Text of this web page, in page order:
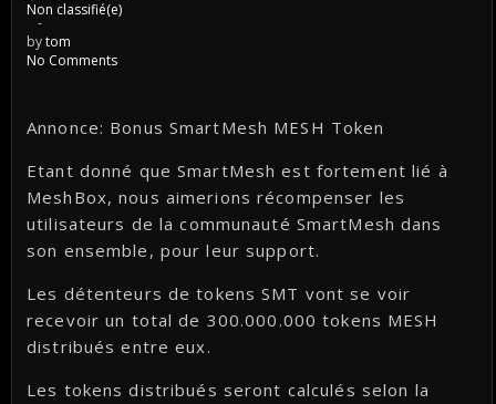
Non classifié(e)
-
bytom
No Comments
Annonce: Bonus SmartMesh MESH Token
Etant donné que SmartMesh est fortement lié à
MeshBox, nous aimerions récompenser les
utilisateurs de la communauté SmartMesh dans
son ensemble, pour leur support.
Les détenteurs de tokens SMT vont se voir
recevoir un total de 300.000.000 tokens MESH
distribués entre eux.
Les tokens distribués seront calculés selon la